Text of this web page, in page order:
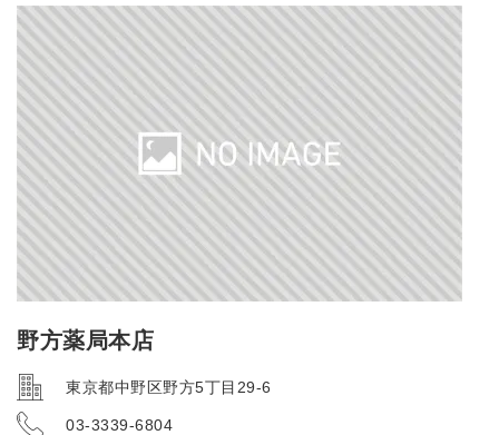
野方薬局本店
東京都中野区野方5丁目29-6
03-3339-6804